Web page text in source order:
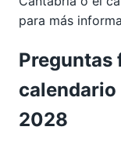
para más
Preguntas
calendario
2028